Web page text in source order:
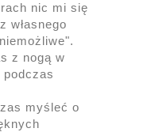
nic mi się
własnego
z nogą w
podczas
myśleć o